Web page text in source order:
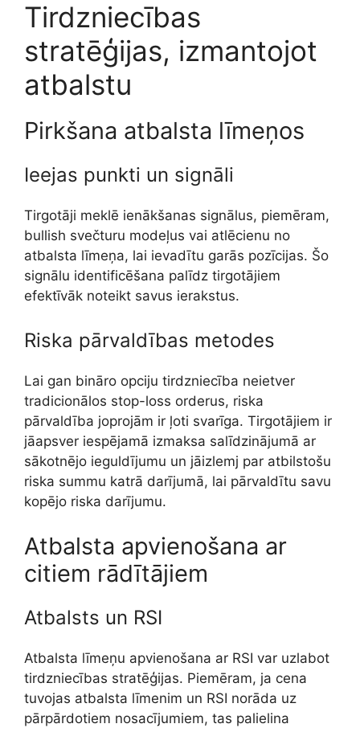
Tirdzniecības
stratēģijas, izmantojot
atbalstu
Pirkšana atbalsta līmeņos
Ieejas punkti un signāli
Tirgotāji meklē ienākšanas signālus, piemēram,
bullish svečturu modeļus vai atlēcienu no
atbalsta līmeņa, lai ievadītu garās pozīcijas. Šo
signālu identificēšana palīdz tirgotājiem
efektīvāk noteikt savus ierakstus.
Riska pārvaldības metodes
Lai gan bināro opciju tirdzniecība neietver
tradicionālos stop-loss orderus, riska
pārvaldība joprojām ir ļoti svarīga. Tirgotājiem ir
jāapsver iespējamā izmaksa salīdzinājumā ar
sākotnējo ieguldījumu un jāizlemj par atbilstošu
riska summu katrā darījumā, lai pārvaldītu savu
kopējo riska darījumu.
Atbalsta apvienošana ar
citiem rādītājiem
Atbalsts un RSI
Atbalsta līmeņu apvienošana ar RSI var uzlabot
tirdzniecības stratēģijas. Piemēram, ja cena
tuvojas atbalsta līmenim un RSI norāda uz
pārpārdotiem nosacījumiem, tas palielina